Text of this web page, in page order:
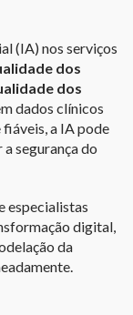
(IA) nos serviços
dos
dos
dados clínicos
a IA pode
segurança do
especialistas
digital,
da